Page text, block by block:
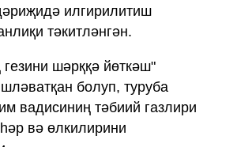
илгирилитиш
тәкитләнгән.
гезини шәрққә йөткәш"
болуп, туруба
вадисиниң тәбиий газлири
вә өлкилирини